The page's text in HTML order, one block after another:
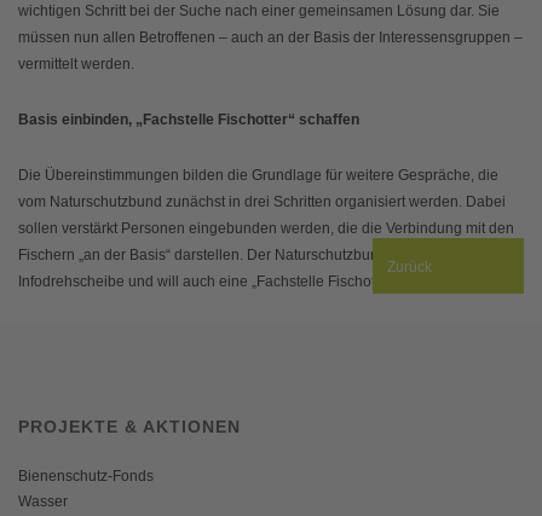
wichtigen Schritt bei der Suche nach einer gemeinsamen Lösung dar. Sie
müssen nun allen Betroffenen – auch an der Basis der Interessensgruppen –
vermittelt werden.
Basis einbinden, „Fachstelle Fischotter“ schaffen
Die Übereinstimmungen bilden die Grundlage für weitere Gespräche, die
vom Naturschutzbund zunächst in drei Schritten organisiert werden. Dabei
sollen verstärkt Personen eingebunden werden, die die Verbindung mit den
Fischern „an der Basis“ darstellen. Der Naturschutzbund agiert zudem als
Infodrehscheibe und will auch eine „Fachstelle Fischotter“ schaffen.
Zurück
PROJEKTE & AKTIONEN
Bienenschutz-Fonds
Wasser